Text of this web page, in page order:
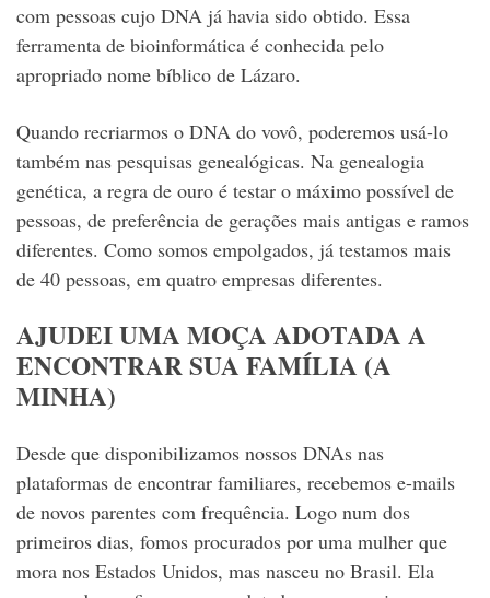
com pessoas cujo DNA já havia sido obtido. Essa
ferramenta de bioinformática é conhecida pelo
apropriado nome bíblico de Lázaro.
Quando recriarmos o DNA do vovô, poderemos usá-lo
também nas pesquisas genealógicas. Na genealogia
genética, a regra de ouro é testar o máximo possível de
pessoas, de preferência de gerações mais antigas e ramos
diferentes. Como somos empolgados, já testamos mais
de 40 pessoas, em quatro empresas diferentes.
AJUDEI UMA MOÇA ADOTADA A
ENCONTRAR SUA FAMÍLIA (A
MINHA)
Desde que disponibilizamos nossos DNAs nas
plataformas de encontrar familiares, recebemos e-mails
de novos parentes com frequência. Logo num dos
primeiros dias, fomos procurados por uma mulher que
mora nos Estados Unidos, mas nasceu no Brasil. Ela